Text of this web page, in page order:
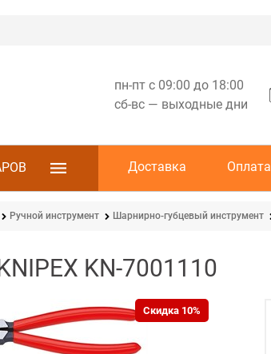
пн-пт с 09:00 до 18:00
сб-вс — выходные дни
Доставка Оплата
Ручной инструмент Шарнирно-губцевый инструмент
KN-7001110
Скидка 10%